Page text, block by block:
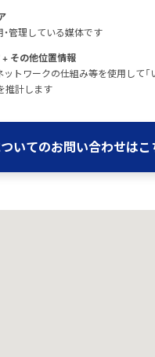
管理している媒体です
+ その他位置情報
トワークの仕組み等を使用して「い
推計します
いてのお問い合わせはこ